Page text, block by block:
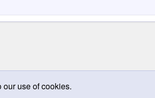
use of cookies.